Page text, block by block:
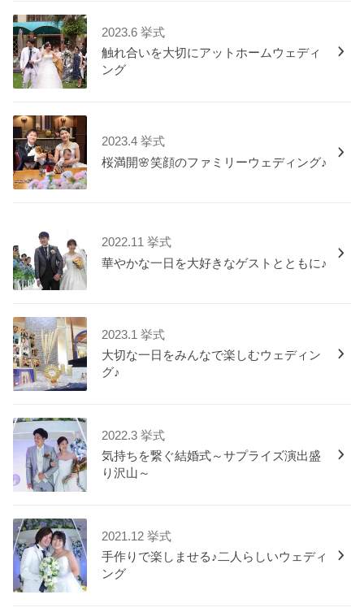
2023.6 挙式
触れ合いを大切にアットホームウェディ
ング
2023.4 挙式
桜満開🌸笑顔のファミリーウェディング♪
2022.11 挙式
華やかな一日を大好きなゲストとともに♪
2023.1 挙式
大切な一日をみんなで楽しむウェディン
グ♪
2022.3 挙式
気持ちを繋ぐ結婚式～サプライズ演出盛
り沢山～
2021.12 挙式
手作りで楽しませる♪二人らしいウェディ
ング